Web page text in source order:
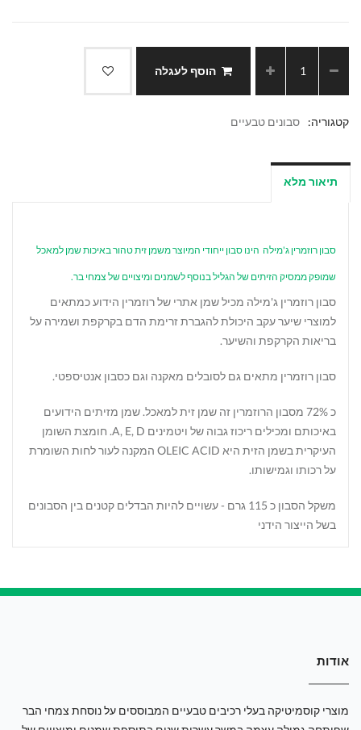
הוסף לעגלה
קטגוריה: סבונים טבעיים
תיאור מלא
סבון רוזמרין ג'מילה הינו סבון ייחודי המיוצר משמן זית טהור באיכות שמן למאכל
שמופק ממסיק הזיתים של הגליל בנוסף לשמנים ומיצויים של צמחי בר.
סבון רוזמרין ג'מילה מכיל שמן אתרי של רוזמרין הידוע כמתאים
למוצרי שיער עקב היכולת להגברת זרימת הדם בקרקפת ושמירה על
בריאות הקרקפת והשיער.
סבון רוזמרין מתאים גם לסובלים מאקנה וגם כסבון אנטיספטי.
כ 72% מסבון הרוזמרין זה שמן זית למאכל. שמן מזיתים הידועים
באיכותם ומכילים ריכוז גבוה של ויטמינים A, E, D. חומצת השומן
העיקרית בשמן הזית היא OLEIC ACID המקנה לעור לחות השומרת
על רכותו וגמישותו.
משקל הסבון כ 115 גרם - עשויים להיות הבדלים קטנים בין הסבונים
בשל הייצור הידני
אודות
מוצרי קוסמיטיקה בעלי רכיבים טבעיים המבוססים על נוסחת צמחי הבר